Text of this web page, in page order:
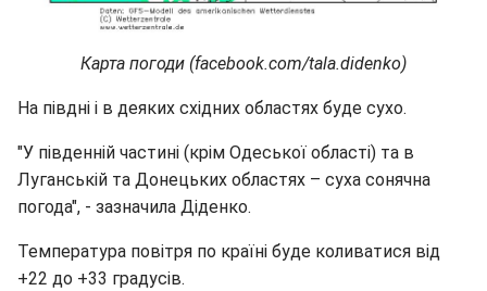
Карта погоди (facebook.com/tala.didenko)
На півдні і в деяких східних областях буде сухо.
"У південній частині (крім Одеської області) та в
Луганській та Донецьких областях – суха сонячна
погода", - зазначила Діденко.
Температура повітря по країні буде коливатися від
+22 до +33 градусів.